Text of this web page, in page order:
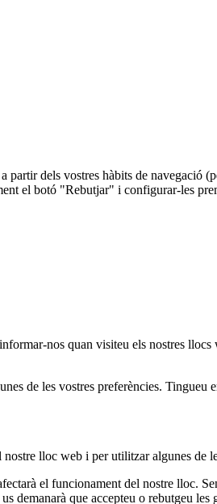
dels vostres hàbits de navegació
el botó "Rebutjar" i configurar-les
nos quan visiteu els nostres
de les vostres preferències.
lloc web i per utilitzar algunes de
el funcionament del nostre lloc.
demanarà que accepteu o rebutgeu